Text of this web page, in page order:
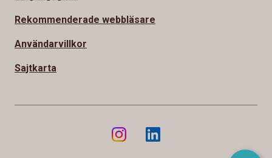
Rekommenderade webbläsare
Användarvillkor
Sajtkarta